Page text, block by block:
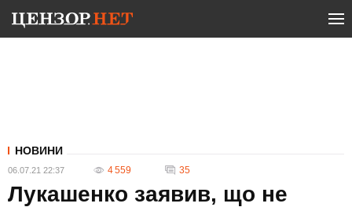
НОВИНИ
06.07.21 22:37 4 559 35
Лукашенко заявив, що не